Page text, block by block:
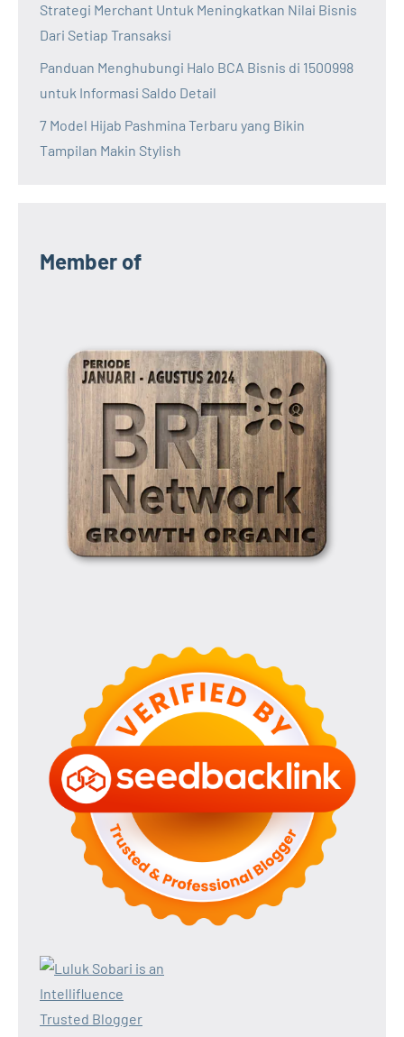
Strategi Merchant Untuk Meningkatkan Nilai Bisnis
Dari Setiap Transaksi
Panduan Menghubungi Halo BCA Bisnis di 1500998
untuk Informasi Saldo Detail
7 Model Hijab Pashmina Terbaru yang Bikin
Tampilan Makin Stylish
Member of